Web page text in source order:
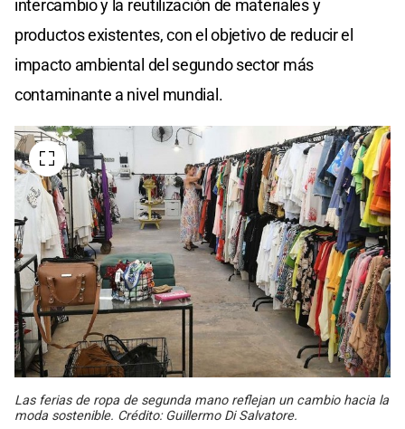
intercambio y la reutilización de materiales y
productos existentes, con el objetivo de reducir el
impacto ambiental del segundo sector más
contaminante a nivel mundial.
Las ferias de ropa de segunda mano reflejan un cambio hacia la
moda sostenible. Crédito: Guillermo Di Salvatore.